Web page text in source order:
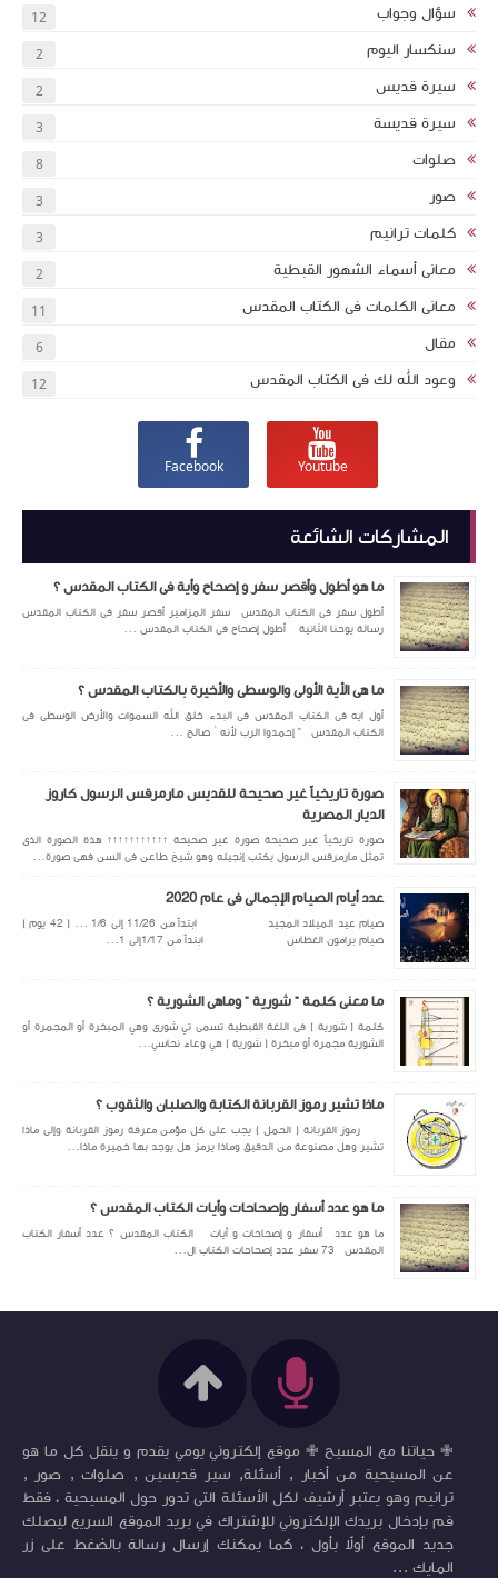
سؤال وجواب 12
سنكسار اليوم 2
سيرة قديس 2
سيرة قديسة 3
صلوات 8
صور 3
كلمات ترانيم 3
معانى أسماء الشهور القبطية 2
معانى الكلمات فى الكتاب المقدس 11
مقال 6
وعود الله لك فى الكتاب المقدس 12
Youtube
Facebook
المشاركات الشائعة
ما هو أطول وأقصر سفر و إصحاح وأية فى الكتاب المقدس ؟
أطول سفر فى الكتاب المقدس سفر المزامير أقصر سفر فى الكتاب المقدس
رسالة يوحنا الثانية أطول إصحاح فى الكتاب المقدس ...
ما هى الأية الأولى والوسطى والأخيرة بالكتاب المقدس ؟
أول ايه فى الكتاب المقدس فى البدء خلق الله السموات والأرض الوسطى فى
الكتاب المقدس " إحمدوا الرب لأنه ُ صالح ...
صورة تاريخياً غير صحيحة للقديس مارمرقس الرسول كاروز
الديار المصرية
صورة تاريخياً غير صحيحة صورة غير صحيحة ↑↑↑↑↑↑↑↑↑↑↑ هذة الصورة الذى
تمثل مارمرقس الرسول يكتب إنجيله وهو شيخ طاعن فى السن فهى صورة...
عدد أيام الصيام الإجمالى فى عام 2020
صيام عيد الميلاد المجيد ابتداً من 11/26 إلى 1/6 ... ( 42 يوم )
صيام برامون الغطاس ابتداً من 1/17إلى 1...
ما معنى كلمة " شورية " وماهى الشورية ؟
كلمة ( شورية ) فى اللغة القبطية تسمى تي شورى وهي المبخرة أو المجمرة أو
الشورية مجمرة أو مبخرة ( شورية ) هي وعاء نحاسي...
ماذا تشير رموز القربانة الكتابة والصلبان والثقوب ؟
رموز القربانة ( الحمل ) يجب على كل مؤمن معرفة رموز القربانة وإلى ماذا
تشير وهل مصنوعة من الدقيق وماذا يرمز هل يوجد بها خميرة ماذا...
ما هو عدد أسفار وإصحاحات وأيات الكتاب المقدس ؟
ما هو عدد أسفار و إصحاحات و أيات الكتاب المقدس ؟ عدد أسفار الكتاب
المقدس 73 سفر عدد إصحاحات الكتاب ال...
✙ حياتنا مع المسيح ✙ موقع إلكتروني يومي يقدم و ينقل كل ما هو
عن المسيحية من أخبار , أسئلة, سير قديسين , صلوات , صور ,
ترانيم وهو يعتبر أرشيف لكل الأسئلة التى تدور حول المسيحية ، فقط
قم بإدخال بريدك الإلكتروني للإشتراك في بريد الموقع السريع ليصلك
جديد الموقع أولاً بأول ، كما يمكنك إرسال رسالة بالضغط على زر
المايك ...